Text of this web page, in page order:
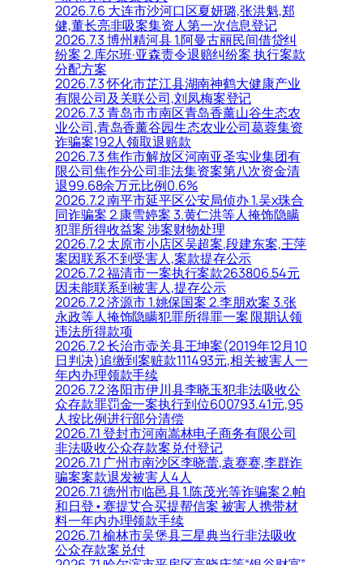
2026.7.6 大连市沙河口区夏妍璐,张洪魁,郑
健,董长亮非吸案集资人第一次信息登记
2026.7.3 博州精河县 1.阿曼古丽民间借贷纠
纷案 2.库尔班·亚森责令退赔纠纷案 执行案款
分配方案
2026.7.3 怀化市芷江县湖南神鹤大健康产业
有限公司及关联公司,刘凤梅案登记
2026.7.3 青岛市市南区青岛香薰山谷生态农
业公司,青岛香薰谷园生态农业公司葛蓉集资
诈骗案192人领取退赔款
2026.7.3 焦作市解放区河南亚圣实业集团有
限公司焦作分公司非法集资案第八次资金清
退99.68余万元比例0.6%
2026.7.2 南平市延平区公安局侦办 1.吴x珠合
同诈骗案 2.康雪婷案 3.黄仁洪等人掩饰隐瞒
犯罪所得收益案 涉案财物处理
2026.7.2 太原市小店区吴超案,段建东案,王萍
案因联系不到受害人,案款提存公示
2026.7.2 福清市一案执行案款263806.54元
因未能联系到被害人,提存公示
2026.7.2 济源市 1.姚保国案 2.李朋欢案 3.张
永政等人掩饰隐瞒犯罪所得罪一案 限期认领
违法所得款项
2026.7.2 长治市壶关县王坤案(2019年12月10
日判决)追缴到案赃款111493元,相关被害人一
年内办理领款手续
2026.7.2 洛阳市伊川县李晓玉犯非法吸收公
众存款罪罚金一案执行到位600793.41元,95
人按比例进行部分清偿
2026.7.1 登封市河南嵩林电子商务有限公司
非法吸收公众存款案兑付登记
2026.7.1 广州市南沙区李晓蕾,袁赛赛,李群诈
骗案案款退发被害人4人
2026.7.1 德州市临邑县 1.陈茂光等诈骗案 2.帕
和日登•赛提艾合买提帮信案 被害人携带材
料一年内办理领款手续
2026.7.1 榆林市吴堡县三星典当行非法吸收
公众存款案兑付